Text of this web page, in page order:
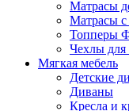
Матрасы
Матрасы
Топперы
Чехлы для
Мягкая мебель
Детские
Диваны
Кресла и